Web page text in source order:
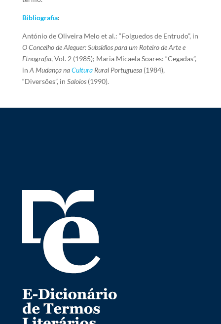
Bibliografia:
António de Oliveira Melo et al.: “Folguedos de Entrudo”, in
O Concelho de Alequer: Subsídios para um Roteiro de Arte e
Etnografia, Vol. 2 (1985); Maria Micaela Soares: “Cegadas”,
in A Mudança naCulturaRural Portuguesa (1984),
“Diversões”, in Saloios (1990).